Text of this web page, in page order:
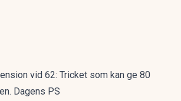
vid 62: Tricket som kan ge 80
Dagens PS